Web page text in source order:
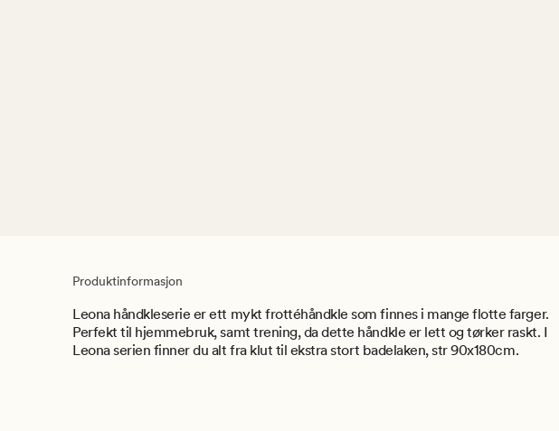
Produktinformasjon
Leona håndkleserie er ett mykt frottéhåndkle som finnes i mange flotte farger.
Perfekt til hjemmebruk, samt trening, da dette håndkle er lett og tørker raskt. I
Leona serien finner du alt fra klut til ekstra stort badelaken, str 90x180cm.